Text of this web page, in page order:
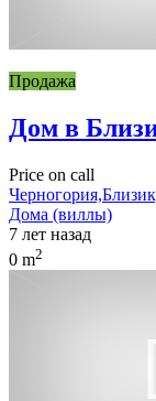
Продажа
Дом в
Price on call
Дома (виллы)
7 лет назад
0 m2